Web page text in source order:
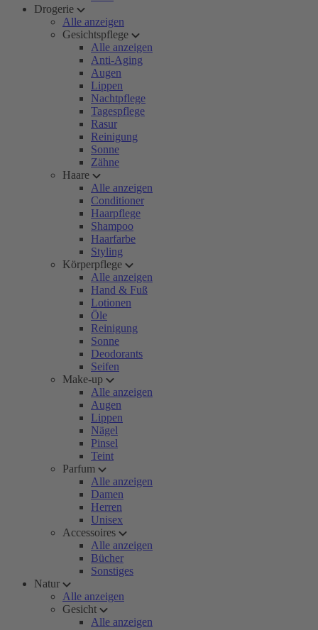
Drogerie
Alle anzeigen
Gesichtspflege
Alle anzeigen
Anti-Aging
Augen
Lippen
Nachtpflege
Tagespflege
Rasur
Reinigung
Sonne
Zähne
Haare
Alle anzeigen
Conditioner
Haarpflege
Shampoo
Haarfarbe
Styling
Körperpflege
Alle anzeigen
Hand & Fuß
Lotionen
Öle
Reinigung
Sonne
Deodorants
Seifen
Make-up
Alle anzeigen
Augen
Lippen
Nägel
Pinsel
Teint
Parfum
Alle anzeigen
Damen
Herren
Unisex
Accessoires
Alle anzeigen
Bücher
Sonstiges
Natur
Alle anzeigen
Gesicht
Alle anzeigen